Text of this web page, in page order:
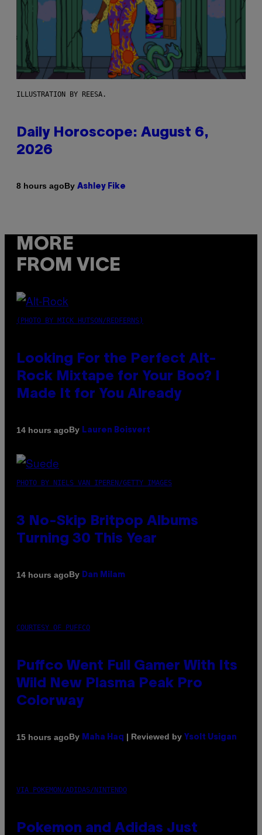
ILLUSTRATION BY REESA.
Daily Horoscope: August 6,
2026
8 hours agoBy Ashley Fike
MORE
FROM VICE
(PHOTO BY MICK HUTSON/REDFERNS)
Looking For the Perfect Alt-
Rock Mixtape for Your Boo? I
Made It for You Already
14 hours agoBy Lauren Boisvert
PHOTO BY NIELS VAN IPEREN/GETTY IMAGES
3 No-Skip Britpop Albums
Turning 30 This Year
14 hours agoBy Dan Milam
COURTESY OF PUFFCO
Puffco Went Full Gamer With Its
Wild New Plasma Peak Pro
Colorway
15 hours agoBy Maha Haq | Reviewed by Ysolt Usigan
VIA POKEMON/ADIDAS/NINTENDO
Pokemon and Adidas Just